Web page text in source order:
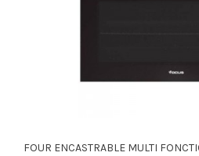
FOUR ENCASTRABLE MULTI